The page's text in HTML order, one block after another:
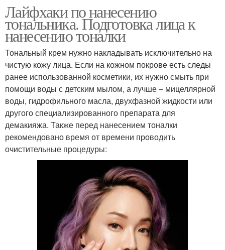
Лайфхаки по нанесению
тональника. Подготовка лица к
нанесению тоналки
Тональный крем нужно накладывать исключительно на
чистую кожу лица. Если на кожном покрове есть следы
ранее использованной косметики, их нужно смыть при
помощи воды с детским мылом, а лучше – мицеллярной
воды, гидрофильного масла, двухфазной жидкости или
другого специализированного препарата для
демакияжа. Также перед нанесением тоналки
рекомендовано время от времени проводить
очистительные процедуры: